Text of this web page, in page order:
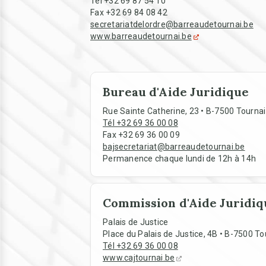
Fax +32 69 84 08 42
secretariatdelordre@barreaudetournai.be
www.barreaudetournai.be
Bureau d'Aide Juridique
Rue Sainte Catherine, 23 • B-7500 Tournai
Tél +32 69 36 00 08
Fax +32 69 36 00 09
bajsecretariat@barreaudetournai.be
Permanence chaque lundi de 12h à 14h
Commission d'Aide
Palais de Justice
Place du Palais de Justice, 4B • B-7500
Tél +32 69 36 00 08
www.cajtournai.be